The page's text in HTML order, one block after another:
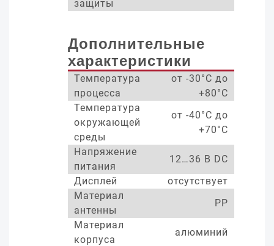
защиты
Дополнительные
характеристики
Температура
процесса
от -30°С до
+80°С
Температура
окружающей
среды
от -40°С до
+70°С
Напряжение
питания
12…36 В DC
Дисплей
отсутствует
Материал
антенны
PP
Материал
корпуса
алюминий